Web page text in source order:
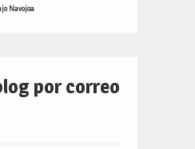
Navojoa
por correo